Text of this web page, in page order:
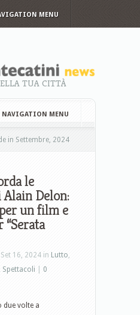
MENU
TUA CITTÀ
NAVIGATION MENU
in Settembre, 2024
le
Alain Delon:
un film e
16, 2024 in Lutto,
Spettacoli
0
due volte a